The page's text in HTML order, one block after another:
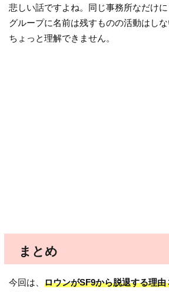
悲しい話ですよね。同じ事務所なだけに
グループに名前は残すものの活動はし
ちょっと理解できません。
まとめ
今回は、ロウンがSF9から脱退する理